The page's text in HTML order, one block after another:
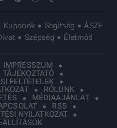
Kuponok Segítség
ÁSZF
Szépség Életmód
IMPRESSZUM
FELTÉTELEK
RÓLUNK
MÉDIAAJÁNLAT
RSS
NYILATKOZAT